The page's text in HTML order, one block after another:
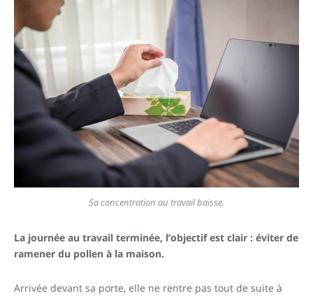
Sa concentration au travail baisse.
La journée au travail terminée, l’objectif est clair : éviter de
ramener du pollen à la maison.
Arrivée devant sa porte, elle ne rentre pas tout de suite à